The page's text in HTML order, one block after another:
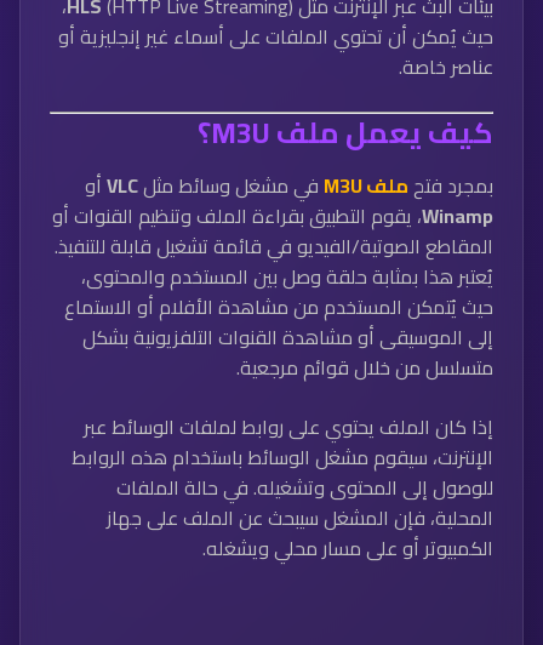
حيث يُمكن أن تحتوي الملفات على أسماء غير إنجليزية أو
عناصر خاصة.
كيف يعمل ملف M3U؟
بمجرد فتحملف M3U في مشغل وسائط مثلVLCأو
Winamp، يقوم التطبيق بقراءة الملف وتنظيم القنوات أو
المقاطع الصوتية/الفيديو في قائمة تشغيل قابلة للتنفيذ.
يُعتبر هذا بمثابة حلقة وصل بين المستخدم والمحتوى،
حيث يُتمكن المستخدم من مشاهدة الأفلام أو الاستماع
إلى الموسيقى أو مشاهدة القنوات التلفزيونية بشكل
متسلسل من خلال قوائم مرجعية.
إذا كان الملف يحتوي على روابط لملفات الوسائط عبر
الإنترنت، سيقوم مشغل الوسائط باستخدام هذه الروابط
للوصول إلى المحتوى وتشغيله. في حالة الملفات
المحلية، فإن المشغل سيبحث عن الملف على جهاز
الكمبيوتر أو على مسار محلي ويشغله.